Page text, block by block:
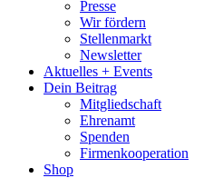
Presse
Wir fördern
Stellenmarkt
Newsletter
Aktuelles + Events
Dein Beitrag
Mitgliedschaft
Ehrenamt
Spenden
Firmenkooperation
Shop